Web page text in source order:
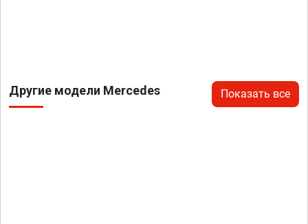
Другие модели Mercedes Показать все